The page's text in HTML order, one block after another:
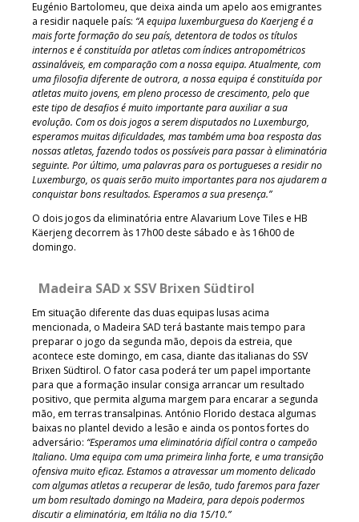
Eugénio Bartolomeu, que deixa ainda um apelo aos emigrantes
a residir naquele país: “A equipa luxemburguesa do Kaerjeng é a
mais forte formação do seu país, detentora de todos os títulos
internos e é constituída por atletas com índices antropométricos
assinaláveis, em comparação com a nossa equipa. Atualmente, com
uma filosofia diferente de outrora, a nossa equipa é constituída por
atletas muito jovens, em pleno processo de crescimento, pelo que
este tipo de desafios é muito importante para auxiliar a sua
evolução. Com os dois jogos a serem disputados no Luxemburgo,
esperamos muitas dificuldades, mas também uma boa resposta das
nossas atletas, fazendo todos os possíveis para passar à eliminatória
seguinte. Por último, uma palavras para os portugueses a residir no
Luxemburgo, os quais serão muito importantes para nos ajudarem a
conquistar bons resultados. Esperamos a sua presença.”
O dois jogos da eliminatória entre Alavarium Love Tiles e HB
Käerjeng decorrem às 17h00 deste sábado e às 16h00 de
domingo.
Madeira SAD x SSV Brixen Südtirol
Em situação diferente das duas equipas lusas acima
mencionada, o Madeira SAD terá bastante mais tempo para
preparar o jogo da segunda mão, depois da estreia, que
acontece este domingo, em casa, diante das italianas do SSV
Brixen Südtirol. O fator casa poderá ter um papel importante
para que a formação insular consiga arrancar um resultado
positivo, que permita alguma margem para encarar a segunda
mão, em terras transalpinas. António Florido destaca algumas
baixas no plantel devido a lesão e ainda os pontos fortes do
adversário: “Esperamos uma eliminatória difícil contra o campeão
Italiano. Uma equipa com uma primeira linha forte, e uma transição
ofensiva muito eficaz. Estamos a atravessar um momento delicado
com algumas atletas a recuperar de lesão, tudo faremos para fazer
um bom resultado domingo na Madeira, para depois podermos
discutir a eliminatória, em Itália no dia 15/10.”